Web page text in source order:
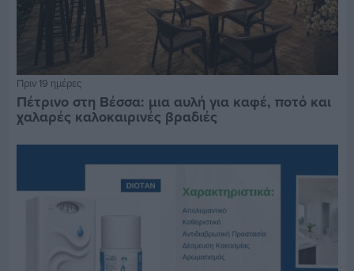
Πριν 19 ημέρες
Πέτρινο στη Βέσσα: μια αυλή για καφέ, ποτό και
χαλαρές καλοκαιρινές βραδιές